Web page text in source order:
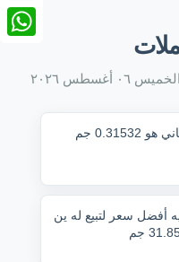
٢٠٢٦
0.31532 جم
أفضل سعر لتبيع له ين